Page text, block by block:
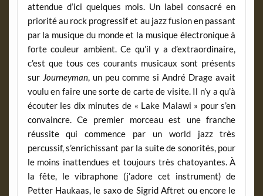
attendue d’ici quelques mois. Un label consacré en
priorité au rock progressif et au jazz fusion en passant
par la musique du monde et la musique électronique à
forte couleur ambient. Ce qu’il y a d’extraordinaire,
c’est que tous ces courants musicaux sont présents
sur Journeyman, un peu comme si André Drage avait
voulu en faire une sorte de carte de visite. Il n’y a qu’à
écouter les dix minutes de « Lake Malawi » pour s’en
convaincre. Ce premier morceau est une franche
réussite qui commence par un world jazz très
percussif, s’enrichissant par la suite de sonorités, pour
le moins inattendues et toujours très chatoyantes. À
la fête, le vibraphone (j’adore cet instrument) de
Petter Haukaas, le saxo de Sigrid Aftret ou encore le